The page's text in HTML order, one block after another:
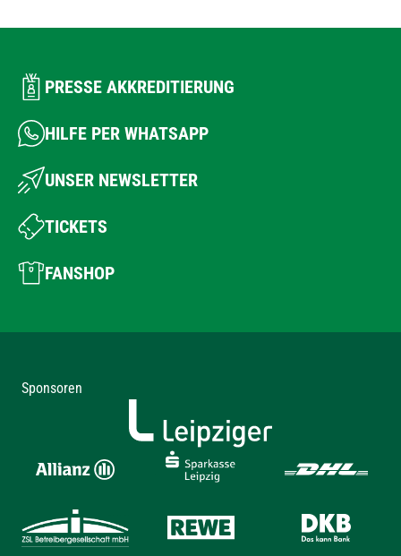
PRESSE AKKREDITIERUNG
HILFE PER WHATSAPP
UNSER NEWSLETTER
TICKETS
FANSHOP
Sponsoren